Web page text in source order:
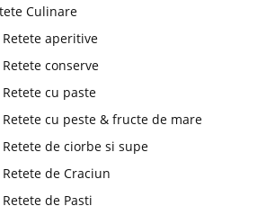
Culinare
Retete aperitive
Retete conserve
Retete cu paste
Retete cu peste & fructe de mare
Retete de ciorbe si supe
Retete de Craciun
Retete de Pasti